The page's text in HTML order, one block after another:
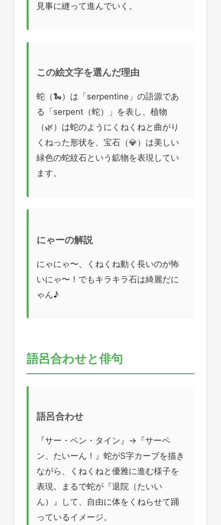
見事に縫って進んでいく。
この絵文字を選んだ理由
蛇（🐍）は「serpentine」の語源であ
る「serpent（蛇）」を表し、植物
（🌿）は蛇のようにくねくねと曲がり
くねった形状を、宝石（💎）は美しい
緑色の蛇紋石という鉱物を表現してい
ます。
にゃーの解説
にゃにゃ〜、くねくね動く長いのが怖
いにゃ〜！でもキラキラ石は綺麗だに
ゃん♪
語呂合わせと俳句
語呂合わせ
『サー・ペン・タイン』→『サーペ
ン、たいーん！』蛇がS字カーブを描き
ながら、くねくねと優雅に進む様子を
表現。まるで蛇が『退院（たいい
ん）』して、自由に体をくねらせて踊
っているイメージ。